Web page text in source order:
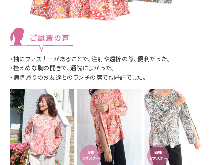
・袖にファスナーがあることで、 注射や透析の際、便利だった。
・控えめな胸の開きで、通院によかった。
・病院帰りのお友達とのランチの席でも好評でした。